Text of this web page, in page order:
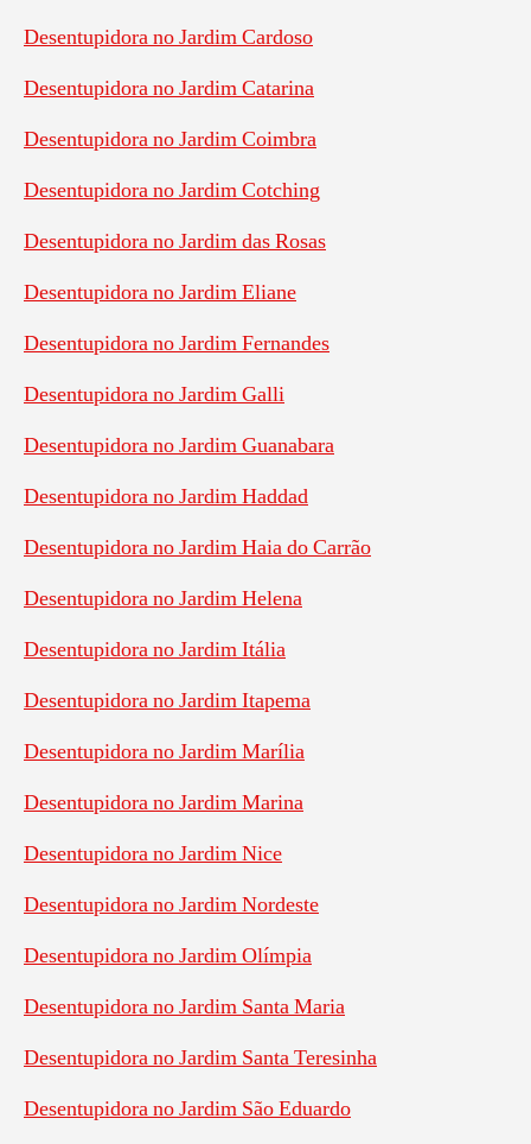
Desentupidora no Jardim Cardoso
Desentupidora no Jardim Catarina
Desentupidora no Jardim Coimbra
Desentupidora no Jardim Cotching
Desentupidora no Jardim das Rosas
Desentupidora no Jardim Eliane
Desentupidora no Jardim Fernandes
Desentupidora no Jardim Galli
Desentupidora no Jardim Guanabara
Desentupidora no Jardim Haddad
Desentupidora no Jardim Haia do Carrão
Desentupidora no Jardim Helena
Desentupidora no Jardim Itália
Desentupidora no Jardim Itapema
Desentupidora no Jardim Marília
Desentupidora no Jardim Marina
Desentupidora no Jardim Nice
Desentupidora no Jardim Nordeste
Desentupidora no Jardim Olímpia
Desentupidora no Jardim Santa Maria
Desentupidora no Jardim Santa Teresinha
Desentupidora no Jardim São Eduardo